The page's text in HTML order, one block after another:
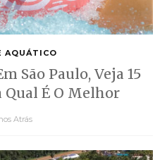
AQUÁTICO
São Paulo, Veja 15
Qual É O Melhor
Atrás